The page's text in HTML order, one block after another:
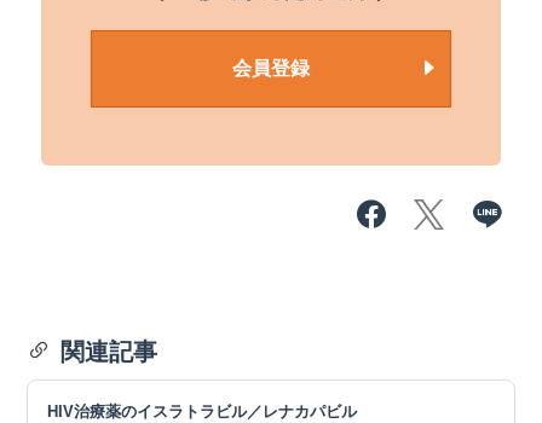
会員登録
関連記事
HIV治療薬のイスラトラビル／レナカパビル